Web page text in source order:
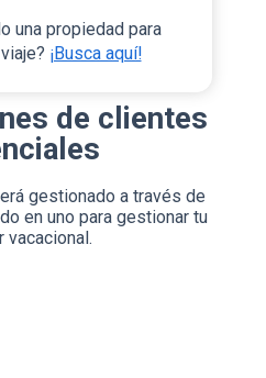
de clientes
gestionado a través de
en uno para gestionar tu
vacacional.
una propiedad para
¡Busca aquí!